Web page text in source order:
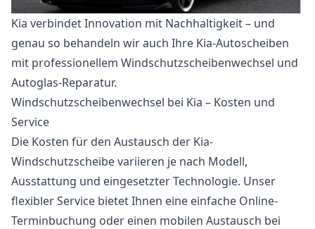
Kia verbindet Innovation mit Nachhaltigkeit – und
genau so behandeln wir auch Ihre Kia-Autoscheiben
mit professionellem Windschutzscheibenwechsel und
Autoglas-Reparatur.
Windschutzscheibenwechsel bei Kia – Kosten und
Service
Die Kosten für den Austausch der Kia-
Windschutzscheibe variieren je nach Modell,
Ausstattung und eingesetzter Technologie. Unser
flexibler Service bietet Ihnen eine einfache Online-
Terminbuchung oder einen mobilen Austausch bei